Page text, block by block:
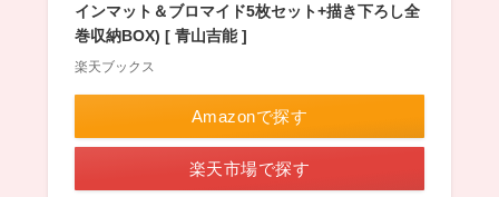
インマット＆ブロマイド5枚セット+描き下ろし全
巻収納BOX) [ 青山吉能 ]
楽天ブックス
Amazonで探す
楽天市場で探す